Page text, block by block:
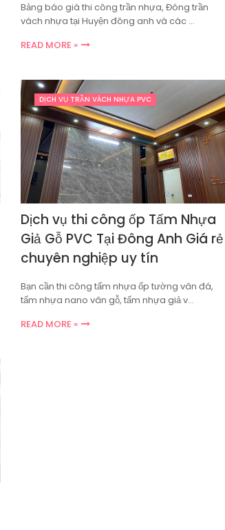
Bảng báo giá thi công trần nhựa, Đóng trần
vách nhựa tại Huyện đông anh và các …
READ MORE »
DỊCH VỤ TRẦN VÁCH NHỰA PVC
Dịch vụ thi công ốp Tấm Nhựa
Giả Gỗ PVC Tại Đông Anh Giá rẻ
chuyên nghiệp uy tín
Bạn cần thi công tấm nhựa ốp tường vân đá,
tấm nhựa nano vân gỗ, tấm nhựa giả v…
READ MORE »